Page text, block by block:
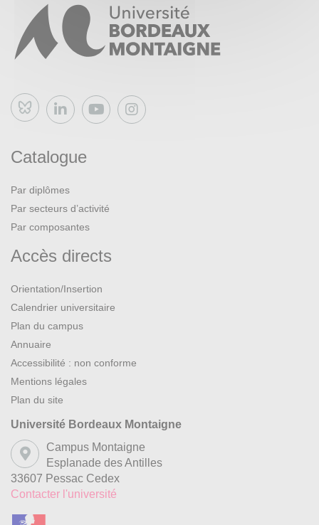
Bluesky
Catalogue
Par diplômes
Par secteurs d’activité
Par composantes
Accès directs
Orientation/Insertion
Calendrier universitaire
Plan du campus
Annuaire
Accessibilité : non conforme
Mentions légales
Plan du site
Université Bordeaux Montaigne
Campus Montaigne
Esplanade des Antilles
33607 Pessac Cedex
Contacter l'université